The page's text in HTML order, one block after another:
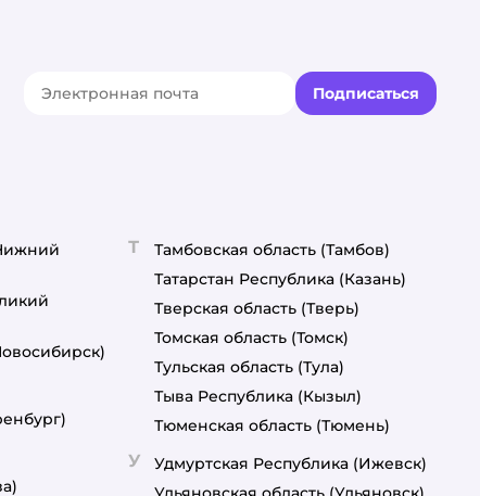
Подписаться
Т Тамбовская область (Тамбов)
Татарстан Республика (Казань)
Тверская область (Тверь)
Томская область (Томск)
Тульская область (Тула)
Тыва Республика (Кызыл)
Тюменская область (Тюмень)
У Удмуртская Республика (Ижевск)